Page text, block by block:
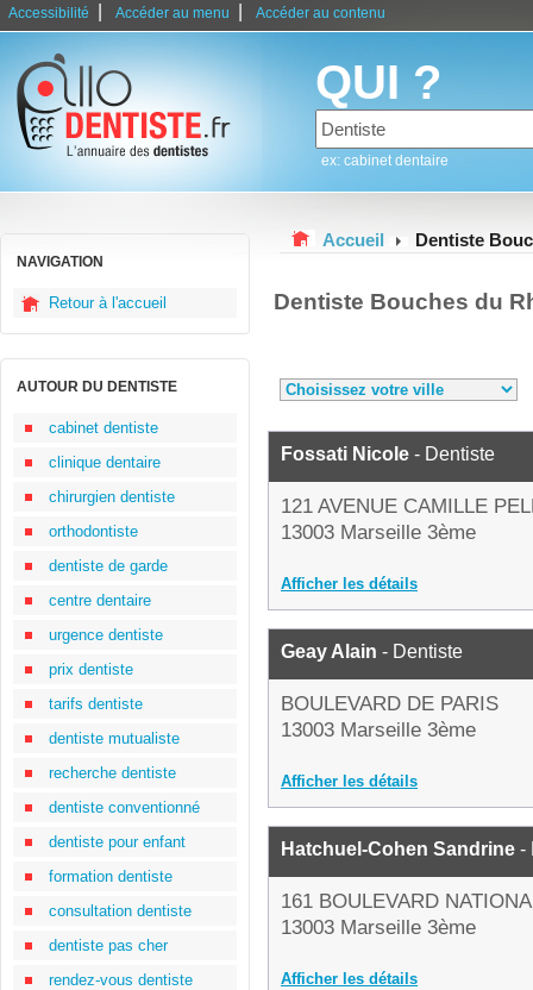
Accessibilité Accéder au menu Accéder au contenu
QUI ?
ex: cabinet dentaire
NAVIGATION
Retour à l'accueil
AUTOUR DU DENTISTE
cabinet dentiste
clinique dentaire
chirurgien dentiste
orthodontiste
dentiste de garde
centre dentaire
urgence dentiste
prix dentiste
tarifs dentiste
dentiste mutualiste
recherche dentiste
dentiste conventionné
dentiste pour enfant
formation dentiste
consultation dentiste
dentiste pas cher
rendez-vous dentiste
Accueil Dentiste
Dentiste Bouches du
Fossati Nicole - Dentiste
121 AVENUE CAMILLE
13003 Marseille 3ème
Afficher les détails
Geay Alain - Dentiste
BOULEVARD DE PARIS
13003 Marseille 3ème
Afficher les détails
Hatchuel-Cohen Sandrine -
161 BOULEVARD
13003 Marseille 3ème
Afficher les détails